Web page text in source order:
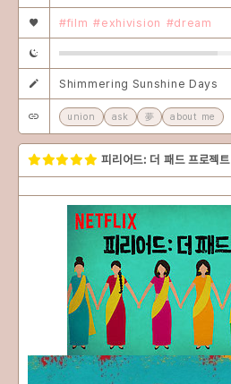
#film #exhivision #dream
Shimmering Sunshine Days
union ask 夢 about me
피리어드: 더 패드 프로젝트